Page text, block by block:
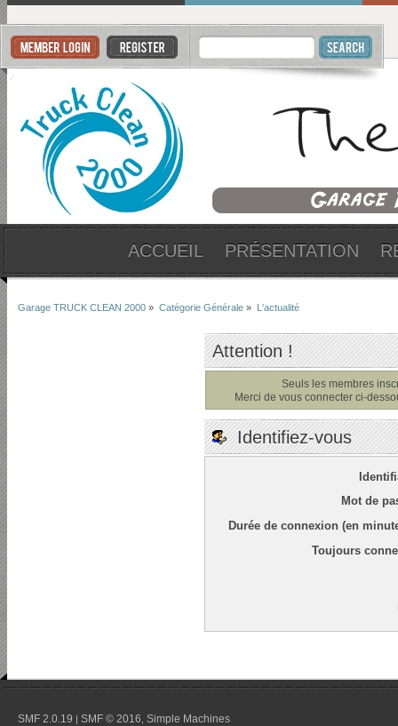
ACCUEIL PRÉSENTATION
Garage TRUCK CLEAN 2000 » Catégorie Générale » L'actualité
Attention !
Seuls les membres
Merci de vous connecter ci-
Identifiez-vous
Mot de
Durée de connexion (en
Toujours
SMF 2.0.19 | SMF © 2016 Simple Machines